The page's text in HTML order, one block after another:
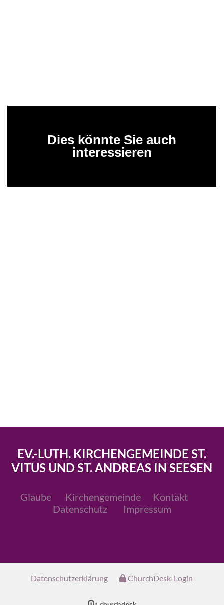
Dies könnte Sie auch
interessieren
EV.-LUTH. KIRCHENGEMEINDE ST.
VITUS UND ST. ANDREAS IN SEESEN
Glaube Kirchengemeinde
Kontakt
Datenschutz
Impressum
Datenschutzerklärung ChurchDesk-Login